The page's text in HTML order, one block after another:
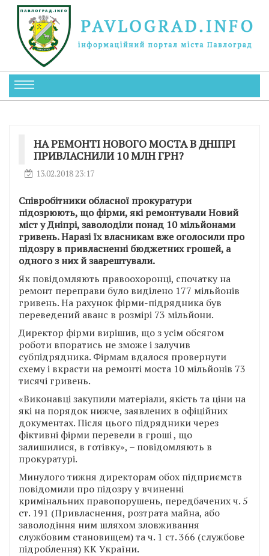
НА РЕМОНТІ НОВОГО МОСТА В ДНІПРІ
ПРИВЛАСНИЛИ 10 МЛН ГРН?
13.02.2018 23:17
Співробітники обласної прокуратури
підозрюють, що фірми, які ремонтували Новий
міст у Дніпрі, заволоділи понад 10 мільйонами
гривень. Наразі їх власникам вже оголосили про
підозру в привласненні бюджетних грошей, а
одного з них й заарештували.
Як повідомляють правоохоронці, спочатку на
ремонт переправи було виділено 177 мільйонів
гривень. На рахунок фірми-підрядника був
переведений аванс в розмірі 73 мільйони.
Директор фірми вирішив, що з усім обсягом
роботи впоратись не зможе і залучив
субпідрядника. Фірмам вдалося провернути
схему і вкрасти на ремонті моста 10 мільйонів 73
тисячі гривень.
«Виконавці закупили матеріали, якість та ціни на
які на порядок нижче, заявлених в офіційних
документах. Після цього підрядники через
фіктивні фірми перевели в гроші , що
залишилися, в готівку», – повідомляють в
прокуратурі.
Минулого тижня директорам обох підприємств
повідомили про підозру у вчиненні
кримінальних правопорушень, передбачених ч. 5
ст. 191 (Привласнення, розтрата майна, або
заволодіння ним шляхом зловживання
службовим становищем) та ч. 1 ст. 366 (службове
підроблення) КК України.